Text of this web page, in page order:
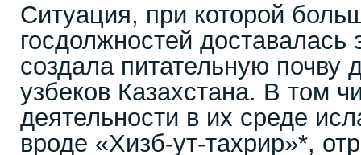
Ситуация, при которой
госдолжностей доставалась
создала питательную почву
узбеков Казахстана. В том
деятельности в их среде
вроде «Хизб-ут-тахрир»*,